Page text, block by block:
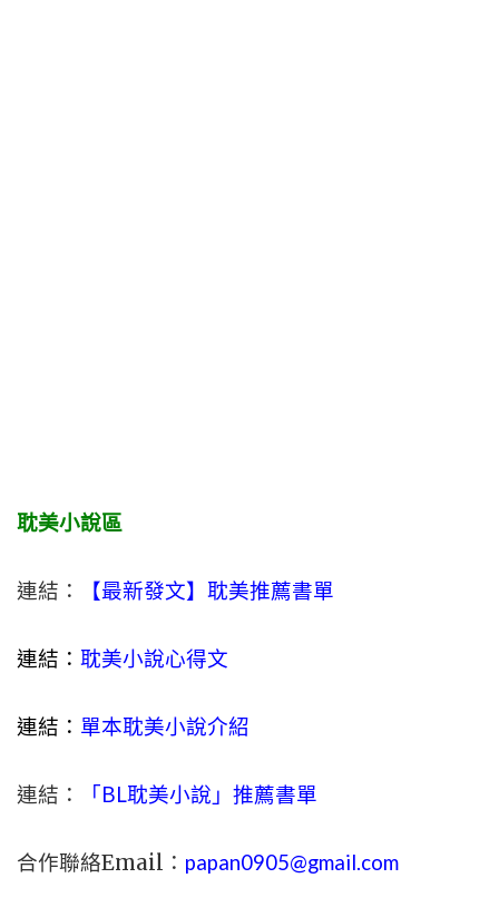
耽美小說區
連結： 【最新發文】耽美推薦書單
連結： 耽美小說心得文
連結： 單本耽美小說介紹
連結： 「BL耽美小說」推薦書單
合作聯絡Email： papan0905@gmail.com